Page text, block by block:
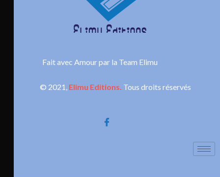
Fait avec Amour par la Team Elimu
© 2021, Elimu Editions. Tous droits réservés